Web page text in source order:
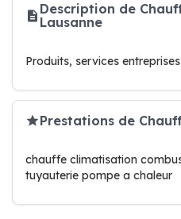
Description de
Lausanne
Produits, services entreprises
Prestations de
chauffe climatisation
tuyauterie pompe a chaleur